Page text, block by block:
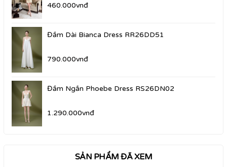
460.000vnđ
Đầm Dài Bianca Dress RR26DD51
790.000vnđ
Đầm Ngắn Phoebe Dress RS26DN02
1.290.000vnđ
SẢN PHẨM ĐÃ XEM